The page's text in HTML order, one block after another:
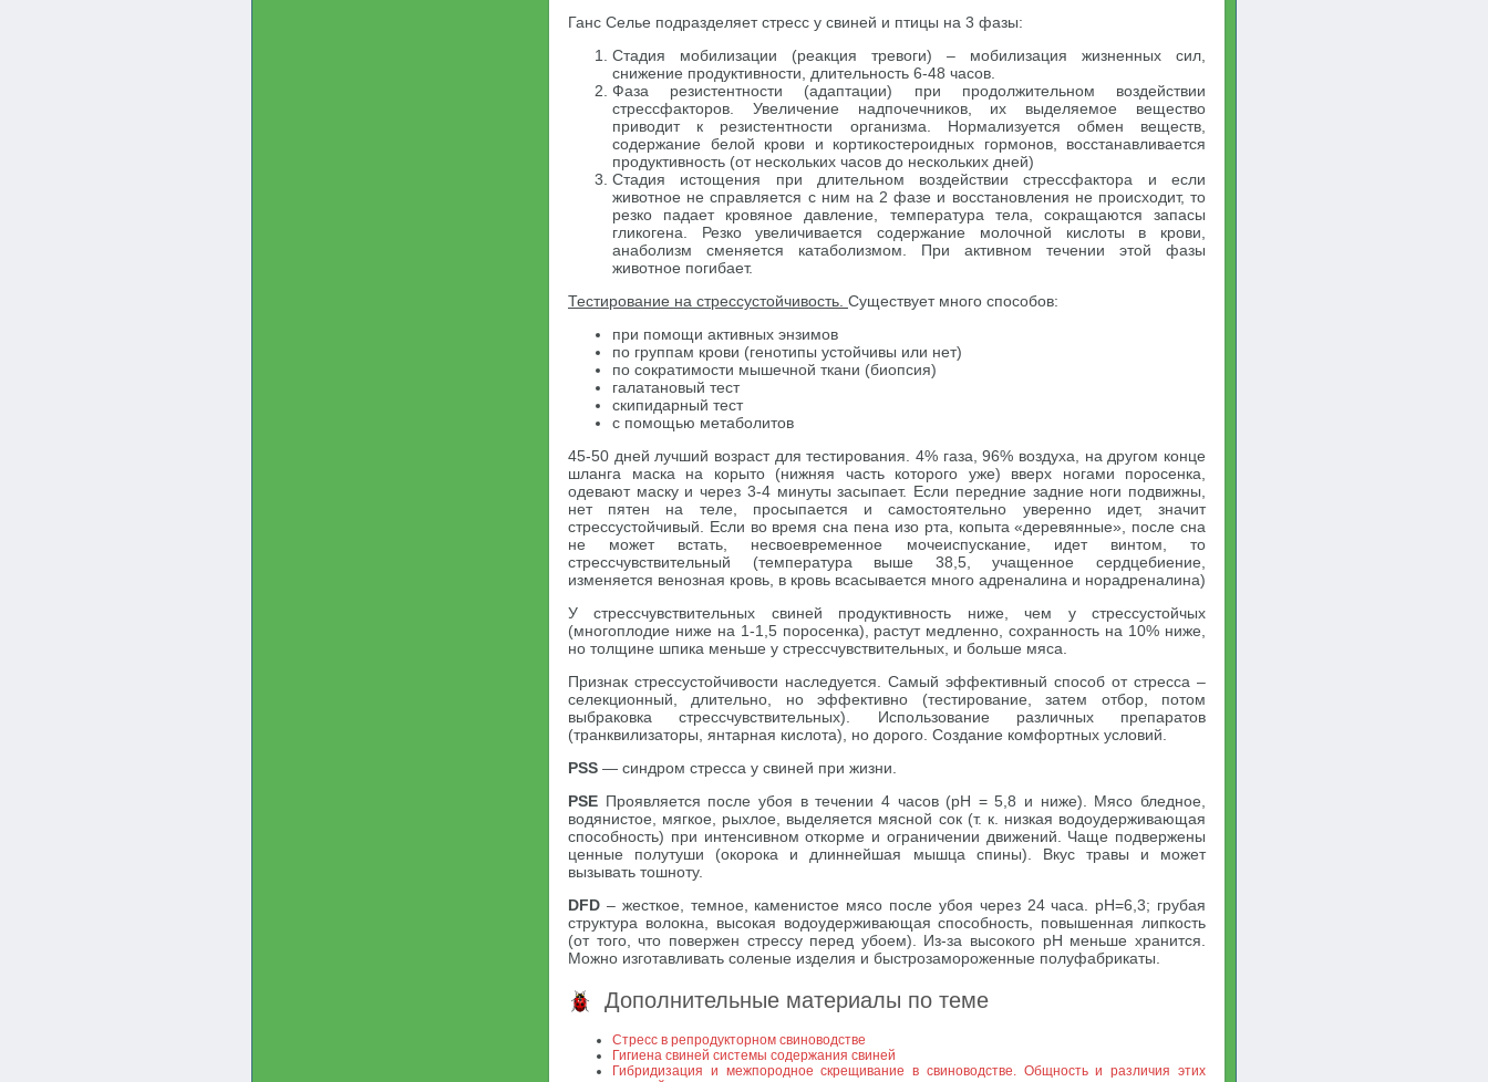
Ганс Селье подразделяет стресс у свиней и птицы на 3 фазы:
Стадия мобилизации (реакция тревоги) – мобилизация жизненных сил,
снижение продуктивности, длительность 6-48 часов.
Фаза резистентности (адаптации) при продолжительном воздействии
стрессфакторов. Увеличение надпочечников, их выделяемое вещество
приводит к резистентности организма. Нормализуется обмен веществ,
содержание белой крови и кортикостероидных гормонов, восстанавливается
продуктивность (от нескольких часов до нескольких дней)
Стадия истощения при длительном воздействии стрессфактора и если
животное не справляется с ним на 2 фазе и восстановления не происходит, то
резко падает кровяное давление, температура тела, сокращаются запасы
гликогена. Резко увеличивается содержание молочной кислоты в крови,
анаболизм сменяется катаболизмом. При активном течении этой фазы
животное погибает.
Тестирование на стрессустойчивость. Существует много способов:
при помощи активных энзимов
по группам крови (генотипы устойчивы или нет)
по сократимости мышечной ткани (биопсия)
галатановый тест
скипидарный тест
с помощью метаболитов
45-50 дней лучший возраст для тестирования. 4% газа, 96% воздуха, на другом конце
шланга маска на корыто (нижняя часть которого уже) вверх ногами поросенка,
одевают маску и через 3-4 минуты засыпает. Если передние задние ноги подвижны,
нет пятен на теле, просыпается и самостоятельно уверенно идет, значит
стрессустойчивый. Если во время сна пена изо рта, копыта «деревянные», после сна
не может встать, несвоевременное мочеиспускание, идет винтом, то
стрессчувствительный (температура выше 38,5, учащенное сердцебиение,
изменяется венозная кровь, в кровь всасывается много адреналина и норадреналина)
У стрессчувствительных свиней продуктивность ниже, чем у стрессустойчых
(многоплодие ниже на 1-1,5 поросенка), растут медленно, сохранность на 10% ниже,
но толщине шпика меньше у стрессчувствительных, и больше мяса.
Признак стрессустойчивости наследуется. Самый эффективный способ от стресса –
селекционный, длительно, но эффективно (тестирование, затем отбор, потом
выбраковка стрессчувствительных). Использование различных препаратов
(транквилизаторы, янтарная кислота), но дорого. Создание комфортных условий.
PSS — синдром стресса у свиней при жизни.
PSE Проявляется после убоя в течении 4 часов (pH = 5,8 и ниже). Мясо бледное,
водянистое, мягкое, рыхлое, выделяется мясной сок (т. к. низкая водоудерживающая
способность) при интенсивном откорме и ограничении движений. Чаще подвержены
ценные полутуши (окорока и длиннейшая мышца спины). Вкус травы и может
вызывать тошноту.
DFD – жесткое, темное, каменистое мясо после убоя через 24 часа. pH=6,3; грубая
структура волокна, высокая водоудерживающая способность, повышенная липкость
(от того, что повержен стрессу перед убоем). Из-за высокого pH меньше хранится.
Можно изготавливать соленые изделия и быстрозамороженные полуфабрикаты.
Дополнительные материалы по теме
Стресс в репродукторном свиноводстве
Гигиена свиней системы содержания свиней
Гибридизация и межпородное скрещивание в свиноводстве. Общность и различия этих